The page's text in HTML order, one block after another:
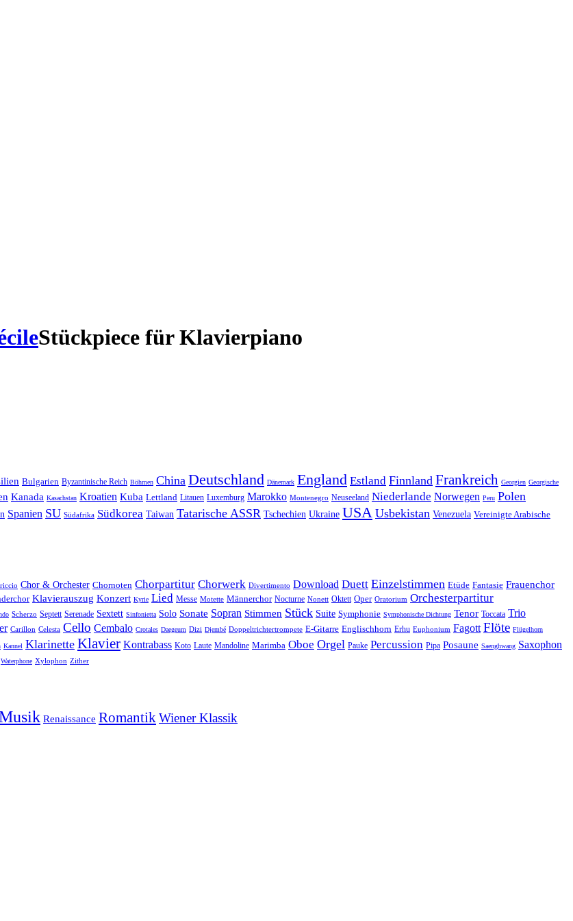
Stückpiece fürKlavierpiano
Bulgarien Byzantinische Reich Böhmen China Deutschland Dänemark England Estland Finnland Frankreich Georgien Georgische
Kanada Kasachstan Kroatien Kuba Lettland Litauen Luxemburg Marokko Montenegro Neuseeland Niederlande Norwegen Peru Polen
Spanien SU Südafrika Südkorea Taiwan Tatarische ASSR Tschechien Ukraine USA Usbekistan Venezuela Vereinigte Arabische
Chor & Orchester Chornoten Chorpartitur Chorwerk Divertimento Download Duett Einzelstimmen Etüde Fantasie Frauenchor
Klavierauszug Konzert Kyrie Lied Messe Motette Männerchor Nocturne Nonett Oktett Oper Oratorium Orchesterpartitur
Scherzo Septett Serenade Sextett Sinfonietta Solo Sonate Sopran Stimmen Stück Suite Symphonie Symphonische Dichtung Tenor Toccata Trio
Carillon Celesta Cello Cembalo Crotales Daegeum Dizi Djembé Doppeltrichtertrompete E-Gitarre Englischhorn Erhu Euphonium Fagott Flöte Flügelhorn
Kannel Klarinette Klavier Kontrabass Koto Laute Mandoline Marimba Oboe Orgel Pauke Percussion Pipa Posaune Saenghwang Saxophon
Waterphone Xylophon Zither
Renaissance RomantikWiener Klassik